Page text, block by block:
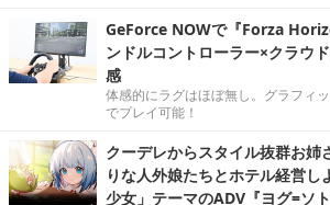
GeForce NOWで『Forza
ンドルコントローラー×クラウ
感
体感的にラグはほぼ無し。グラフィ
でプレイ可能！
クーデレからスタイル抜群お姉
りな人外娘たちとホテル経営し
少女」テーマのADV『ヨグ=ソ